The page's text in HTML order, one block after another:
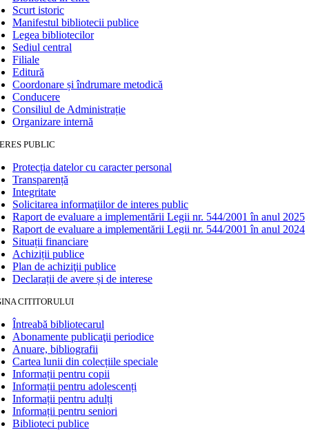
Scurt istoric
Manifestul bibliotecii publice
Legea bibliotecilor
Sediul central
Filiale
Editură
Coordonare și îndrumare metodică
Conducere
Consiliul de Administrație
Organizare internă
PUBLIC
Protecția datelor cu caracter personal
Transparență
Integritate
Solicitarea informaţiilor de interes public
Raport de evaluare a implementării Legii nr. 544/2001 în anul 2025
Raport de evaluare a implementării Legii nr. 544/2001 în anul 2024
Situații financiare
Achiziții publice
Plan de achiziţii publice
Declarații de avere și de interese
CITITORULUI
Întreabă bibliotecarul
Abonamente publicaţii periodice
Anuare, bibliografii
Cartea lunii din colecțiile speciale
Informații pentru copii
Informații pentru adolescenți
Informații pentru adulți
Informații pentru seniori
Biblioteci publice